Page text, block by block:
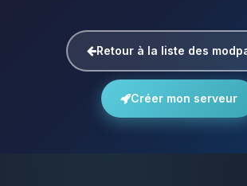
Retour à la liste des
Créer mon serveur